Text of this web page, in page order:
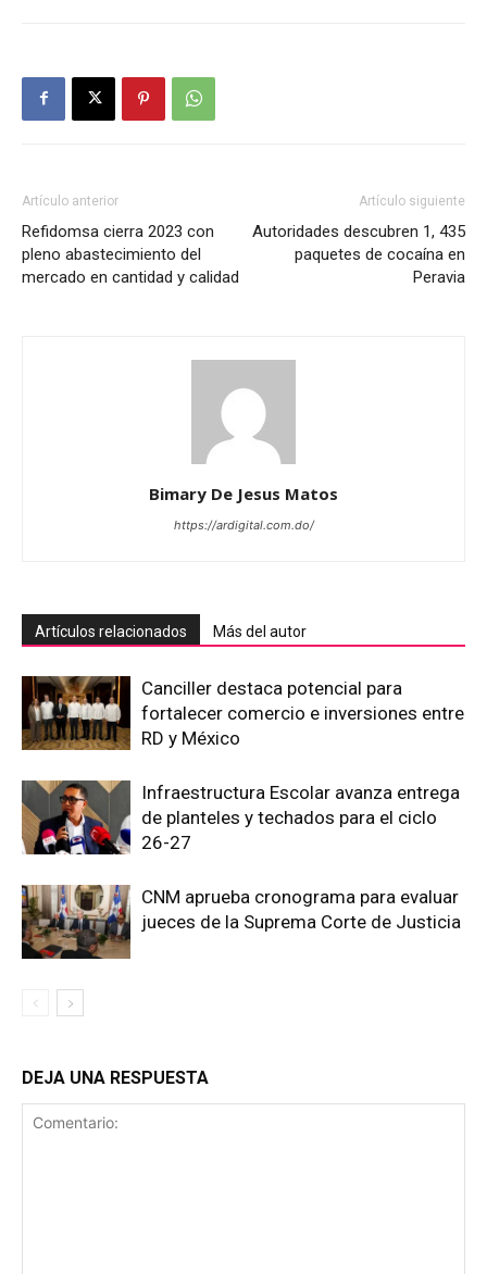
Artículo anterior
Refidomsa cierra 2023 con
pleno abastecimiento del
mercado en cantidad y calidad
Artículo siguiente
Autoridades descubren 1, 435
paquetes de cocaína en
Peravia
Bimary De Jesus Matos
https://ardigital.com.do/
Artículos relacionados Más del autor
Canciller destaca potencial para
fortalecer comercio e inversiones entre
RD y México
Infraestructura Escolar avanza entrega
de planteles y techados para el ciclo
26-27
CNM aprueba cronograma para evaluar
jueces de la Suprema Corte de Justicia
DEJA UNA RESPUESTA